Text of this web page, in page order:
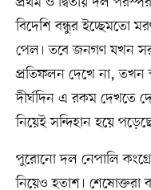
বিদেশি বন্ধুর ইচ্ছেমতো
পেল। তবে জনগণ যখন
প্রতিফলন দেখে না, তখন
দীর্ঘদিন এ রকম দেখতে
নিয়েই সন্দিহান হয়ে
পুরোনো দল নেপালি
নিয়েও হতাশ। শেষোক্তরা